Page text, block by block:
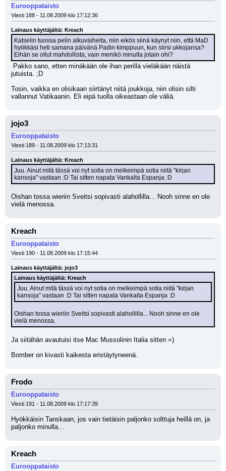
Eurooppataisto
Viesti 188 - 11.08.2009 klo 17:12:36
Lainaus käyttäjältä: Kreach
Katselin tuossa pelin alkuvaiheita, niin eikös siinä käynyt niin, että MaD
hyökkäsi heti samana päivänä Padin kimppuun, kun siirsi ukkojansa?
Eihän se ollut mahdollista, vain menikö minulta jotain ohi?
jutuista. ;D
Tosin, vaikka en olisikaan siirtänyt niitä joukkoja, niin olisin silti
vallannut Vatikaanin. Eli eipä tuolla oikeastaan ole väliä.
jojo3
Eurooppataisto
Viesti 189 - 11.08.2009 klo 17:13:31
Lainaus käyttäjältä: Kreach
Juu. Ainut mitä tässä voi nyt sotia on melkeimpä sotia niitä "kirjan
kansoja" vastaan :D Tai sitten napata Vankalta Espanja :D
Oishan tossa wieriin Sveitsi sopivasti alahollilla... Nooh sinne en ole
vielä menossa.
Kreach
Eurooppataisto
Viesti 190 - 11.08.2009 klo 17:15:44
Lainaus käyttäjältä: jojo3
Lainaus käyttäjältä: Kreach
Juu. Ainut mitä tässä voi nyt sotia on melkeimpä sotia niitä "kirjan
kansoja" vastaan :D Tai sitten napata Vankalta Espanja :D
Oishan tossa wieriin Sveitsi sopivasti alahollilla... Nooh sinne en ole
vielä menossa.
Ja siitähän avautuisi itse Mac Mussolinin Italia sitten =)
Bomber on kivasti kaikesta eristäytyneenä.
Frodo
Eurooppataisto
Viesti 191 - 11.08.2009 klo 17:17:39
Hyökkäisin Tanskaan, jos vain tietäisin paljonko solttuja heillä on, ja
paljonko minulla...
Kreach
Eurooppataisto